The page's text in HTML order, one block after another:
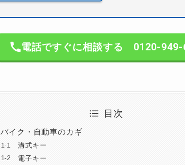
電話ですぐに相談する 0120-949-
目次
バイク・自動車のカギ
溝式キー
電子キー